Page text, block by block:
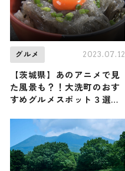
グルメ 2023.07.12
【茨城県】あのアニメで見
た風景も？！大洗町のおす
すめグルメスポット３選ご